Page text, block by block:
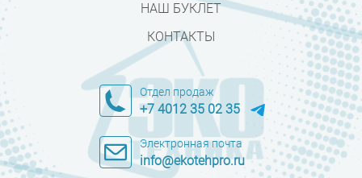
НАШ БУКЛЕТ
КОНТАКТЫ
Отдел продаж
+7 4012 35 02 35
Электронная почта
info@ekotehpro.ru